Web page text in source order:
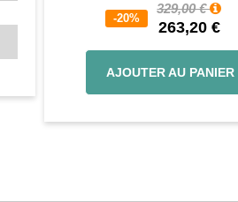
-20%
329,00 €
263,20 €
AJOUTER AU PANIER